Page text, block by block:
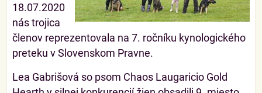
18.07.2020
nás trojica
členov reprezentovala na 7. ročníku kynologického
preteku v Slovenskom Pravne.
Lea Gabrišová so psom Chaos Laugaricio Gold